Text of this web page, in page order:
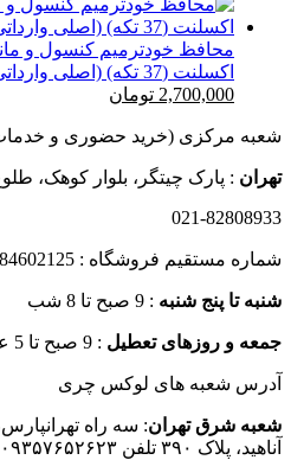
300,000 تومان
بود.
199,000 تومان
است.
اکسلنت (37 تکه) (اصلی وارداتی درجه یک)
قیمت
4,000,000 تومان
2,700,000 تومان
2,700,000
شعبه مرکزی (خرید حضوری و
تهران : پارک چیتگر، بلوار کوهک،
021-82808933
شماره مستقیم فروشگاه : 09384602125
شنبه تا پنج شنبه : 9 صبح تا 8 شب
جمعه و روزهای تعطیل : 9 صبح تا 5 عصر
آدرس شعبه های لوکس چری
شعبه شرق تهران: سه راه
آناهید، پلاک ۳۹۰ تلفن ۰۹۳۵۷۶۵۲۶۲۳